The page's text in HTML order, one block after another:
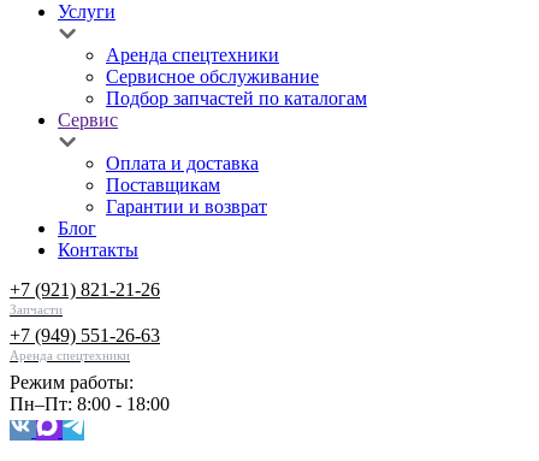
Услуги
Аренда спецтехники
Сервисное обслуживание
Подбор запчастей по каталогам
Сервис
Оплата и доставка
Поставщикам
Гарантии и возврат
Блог
Контакты
+7 (921) 821-21-26
Запчасти
+7 (949) 551-26-63
Аренда спецтехники
Режим работы:
Пн–Пт: 8:00 - 18:00